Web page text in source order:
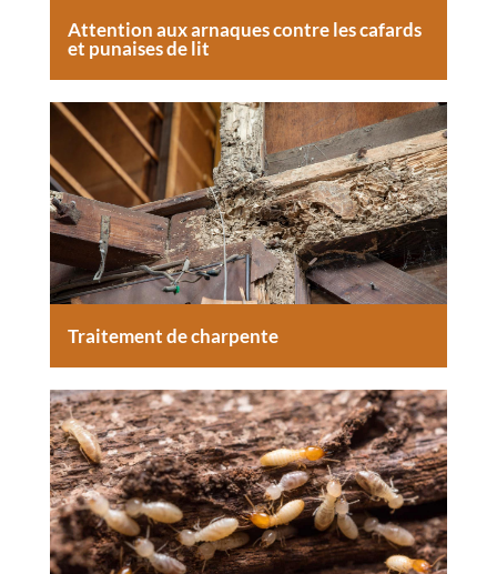
Attention aux arnaques contre les cafards
et punaises de lit
Traitement de charpente